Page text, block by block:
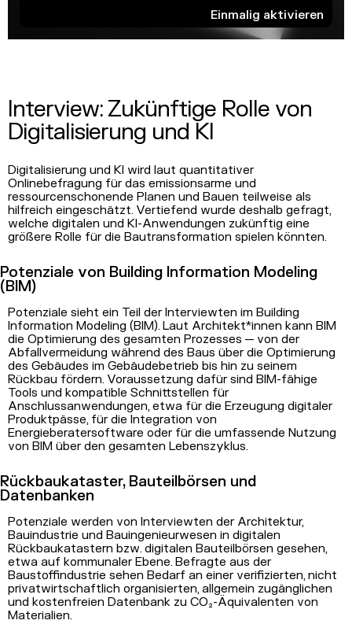
Einmalig aktivieren
Interview: Zukünftige Rolle von
Digitalisierung und KI
Digitalisierung und KI wird laut quantitativer
Onlinebefragung für das emissionsarme und
ressourcenschonende Planen und Bauen teilweise als
hilfreich eingeschätzt. Vertiefend wurde deshalb gefragt,
welche digitalen und KI-Anwendungen zukünftig eine
größere Rolle für die Bautransformation spielen könnten.
Potenziale von Building Information Modeling
(BIM)
Potenziale sieht ein Teil der Interviewten im Building
Information Modeling (BIM). Laut Architekt*innen kann BIM
die Optimierung des gesamten Prozesses — von der
Abfallvermeidung während des Baus über die Optimierung
des Gebäudes im Gebäudebetrieb bis hin zu seinem
Rückbau fördern. Voraussetzung dafür sind BIM-fähige
Tools und kompatible Schnittstellen für
Anschlussanwendungen, etwa für die Erzeugung digitaler
Produktpässe, für die Integration von
Energieberatersoftware oder für die umfassende Nutzung
von BIM über den gesamten Lebenszyklus.
Rückbaukataster, Bauteilbörsen und
Datenbanken
Potenziale werden von Interviewten der Architektur,
Bauindustrie und Bauingenieurwesen in digitalen
Rückbaukatastern bzw. digitalen Bauteilbörsen gesehen,
etwa auf kommunaler Ebene. Befragte aus der
Baustoffindustrie sehen Bedarf an einer verifizierten, nicht
privatwirtschaftlich organisierten, allgemein zugänglichen
und kostenfreien Datenbank zu CO₂-Äquivalenten von
Materialien.